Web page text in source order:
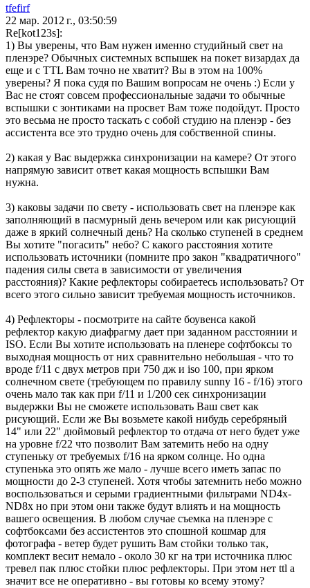
tfefirf
22 мар. 2012 г., 03:50:59
Re[kot123s]:
1) Вы уверены, что Вам нужен именно студийный свет на
пленэре? Обычных системных вспышек на покет визардах да
еще и с TTL Вам точно не хватит? Вы в этом на 100%
уверены? Я пока судя по Вашим вопросам не очень :) Если у
Вас не стоят совсем профессиональные задачи то обычные
вспышки с зонтиками на просвет Вам тоже подойдут. Просто
это весьма не просто таскать с собой студию на пленэр - без
ассистента все это трудно очень для собственной спины.
2) какая у Вас выдержка синхронизации на камере? От этого
напрямую зависит ответ какая мощность вспышки Вам
нужна.
3) каковы задачи по свету - использовать свет на пленэре как
заполняющий в пасмурный день вечером или как рисующий
даже в яркий солнечный день? На сколько ступеней в среднем
Вы хотите "погасить" небо? С какого расстояния хотите
использовать источники (помните про закон "квадратичного"
падения силы света в зависимости от увеличения
расстояния)? Какие рефлекторы собираетесь использовать? От
всего этого сильно зависит требуемая мощность источников.
4) Рефлекторы - посмотрите на сайте боувенса какой
рефлектор какую диафрагму дает при заданном расстоянии и
ISO. Если Вы хотите использовать на пленере софтбоксы то
выходная мощность от них сравнительно небольшая - что то
вроде f/11 с двух метров при 750 дж и iso 100, при ярком
солнечном свете (требующем по правилу sunny 16 - f/16) этого
очень мало так как при f/11 и 1/200 сек синхронизации
выдержки Вы не сможете использовать Ваш свет как
рисующий. Если же Вы возьмете какой нибудь серебряный
14" или 22" дюймовый рефлектор то отдача от него будет уже
на уровне f/22 что позволит Вам затемить небо на одну
ступеньку от требуемых f/16 на ярком солнце. Но одна
ступенька это опять же мало - лучше всего иметь запас по
мощности до 2-3 ступеней. Хотя чтобы затемнить небо можно
воспользоваться и серыми градиентными фильтрами ND4x-
ND8x но при этом они также будут влиять и на мощность
вашего освещения. В любом случае съемка на пленэре с
софтбоксами без ассистентов это спошной кошмар для
фотографа - ветер будет рушить Вам стойки только так,
комплект весит немало - около 30 кг на три источника плюс
тревел пак плюс стойки плюс рефлекторы. При этом нет ttl а
значит все не оперативно - вы готовы ко всему этому?